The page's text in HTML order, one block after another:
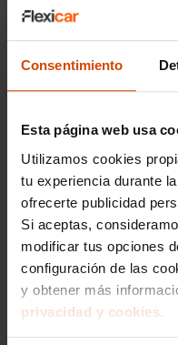
Consentimiento
Esta página web usa
Utilizamos cookies
tu experiencia durante
ofrecerte publicidad
Si aceptas,
modificar tus opciones
configuración de las
y obtener más
privacidad y cookies.
hacer que la
cómoda y accesible
La financiación en
de contar con un
comprometer tu
trabajar con
hacerlo con una
confianza y el
asegurando que
certificados
calidad.
Con Flexicar, la
Barcelona será una